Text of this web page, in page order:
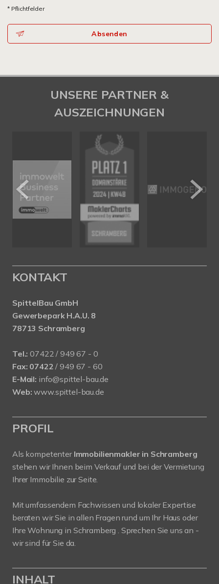
* Pflichtfelder
Absenden
UNSERE PARTNER &
AUSZEICHNUNGEN
KONTAKT
SpittelBau GmbH
Gewerbepark H.A.U. 8
78713 Schramberg
Tel.: 07422 / 949 67 - 0
Fax: 07422 / 949 67 - 60
E-Mail: info@spittel-bau.de
Web: www.spittel-bau.de
PROFIL
Als kompetenter Immobilienmakler in Schramberg
stehen wir Ihnen beim Verkauf und bei der Vermietung
Ihrer Immobilie zur Seite.
Mit umfassendem Fachwissen und lokaler Expertise
beraten wir Sie in allen Fragen rund um Ihr Haus oder
Ihre Wohnung in Schramberg . Sprechen Sie uns an -
wir sind für Sie da.
INHALT